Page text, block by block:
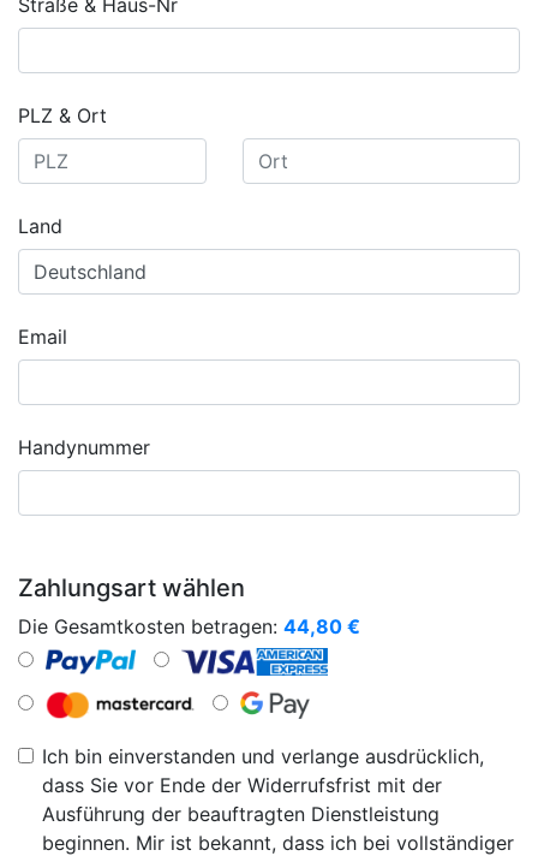
Straße & Haus-Nr
PLZ & Ort
Land
Email
Handynummer
Zahlungsart wählen
Die Gesamtkosten betragen: 44,80 €
Ich bin einverstanden und verlange ausdrücklich,
dass Sie vor Ende der Widerrufsfrist mit der
Ausführung der beauftragten Dienstleistung
beginnen. Mir ist bekannt, dass ich bei vollständiger